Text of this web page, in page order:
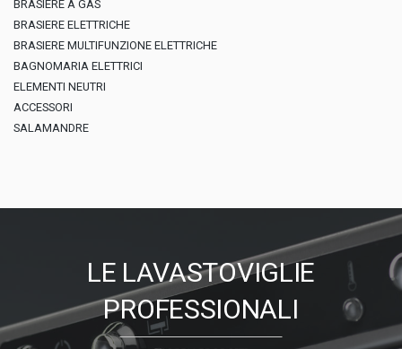
BRASIERE A GAS
BRASIERE ELETTRICHE
BRASIERE MULTIFUNZIONE ELETTRICHE
BAGNOMARIA ELETTRICI
ELEMENTI NEUTRI
ACCESSORI
SALAMANDRE
LE LAVASTOVIGLIE
PROFESSIONALI